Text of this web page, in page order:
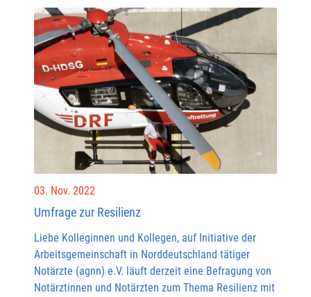
03. Nov. 2022
Umfrage zur Resilienz
Liebe Kolleginnen und Kollegen, auf Initiative der
Arbeitsgemeinschaft in Norddeutschland tätiger
Notärzte (agnn) e.V. läuft derzeit eine Befragung von
Notärztinnen und Notärzten zum Thema Resilienz mit